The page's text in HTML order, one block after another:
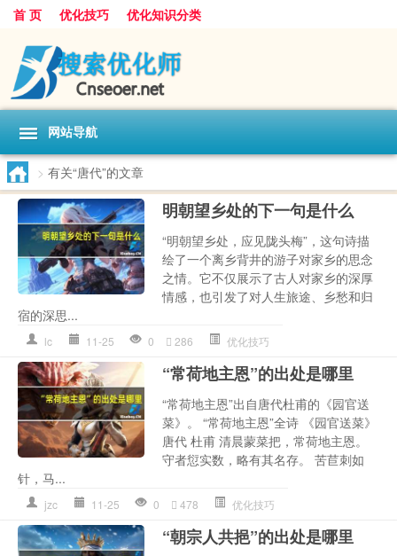
首 页 优化技巧 优化知识分类
网站导航
> 有关“唐代”的文章
明朝望乡处的下一句是什么
“明朝望乡处，应见陇头梅”，这句诗描
绘了一个离乡背井的游子对家乡的思念
之情。它不仅展示了古人对家乡的深厚
情感，也引发了对人生旅途、乡愁和归
宿的深思...
lc 11-25 0 286 优化技巧
“常荷地主恩”的出处是哪里
“常荷地主恩”出自唐代杜甫的《园官送
菜》。 “常荷地主恩”全诗 《园官送菜》
唐代 杜甫 清晨蒙菜把，常荷地主恩。
守者愆实数，略有其名存。 苦苣刺如
针，马...
jzc 11-25 0 478 优化技巧
“朝宗人共挹”的出处是哪里